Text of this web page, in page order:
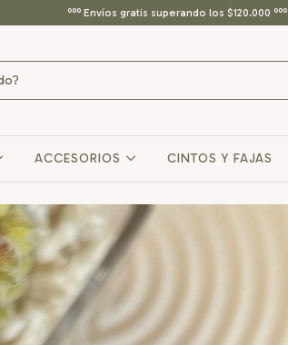
ººº Envíos gratis superando los $120.000 ººº
ACCESORIOS CINTOS Y FAJAS